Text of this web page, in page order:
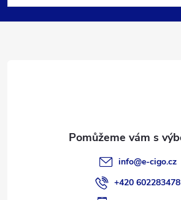
p
info@e-cigo.cz
+420 602283478